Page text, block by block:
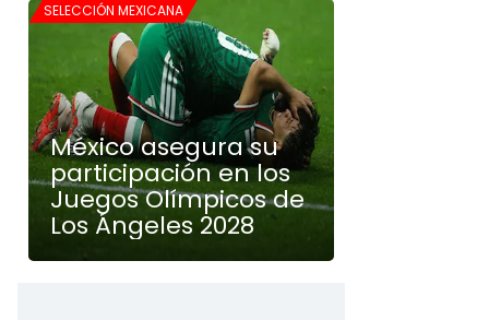
SELECCIÓN MEXICANA
México asegura su
participación en los
Juegos Olímpicos de
Los Ángeles 2028